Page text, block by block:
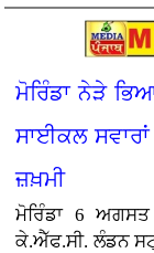
ਮੋਰਿੰਡਾ ਨੇੜੇ
ਸਾਈਕਲ
ਜ਼ਖ਼ਮੀ
ਮੋਰਿੰਡਾ 6
ਕੇ.ਐੱਫ.ਸੀ. ਲੰਡਨ